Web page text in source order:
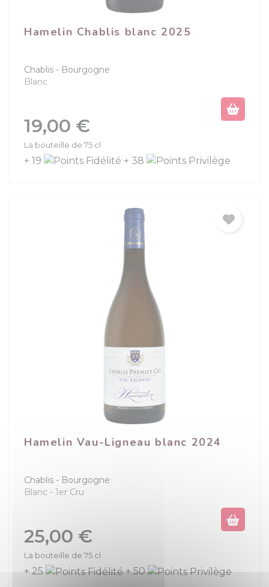
Hamelin Chablis blanc 2025
Chablis
Bourgogne
Blanc
Prix
19,00 €
La bouteille de 75 cl
+ 19 + 38
Hamelin Vau-Ligneau blanc 2024
Chablis
Bourgogne
Blanc
1er Cru
Prix
25,00 €
La bouteille de 75 cl
+ 25 + 50